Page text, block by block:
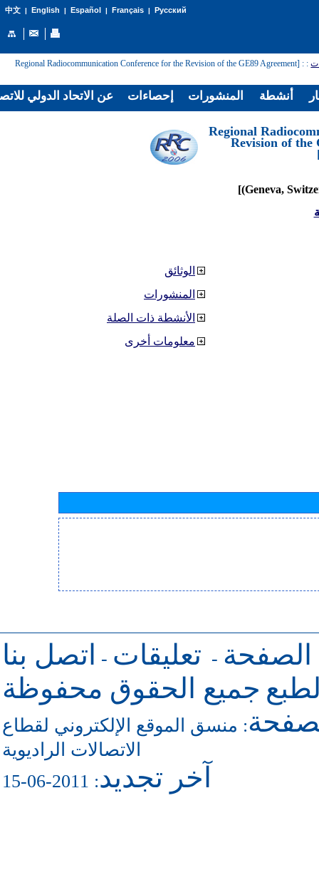
中文| English | Español | Français| Русский
:
: [Regional Radiocommunication Conference for the Revision of the GE89 Agreement
[Regional
Revision of the
الوثائق
المنشورات
الأنشطة ذات الصلة
معلومات أخرى
الصفحة - تعليقات -
اتصل بنا
جميع الحقوق محفوظة
: منسق الموقع الإلكتروني لقطاع
الاتصالات الراديوية
آخر تجديد: 2011-06-15
عن الاتحاد الدولي إحصاءات المنشورات أنشطة